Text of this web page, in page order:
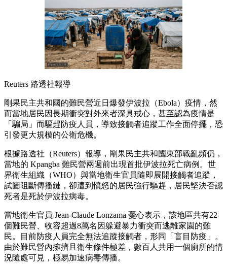
Reuters 路透社報導
剛果民主共和國的難民營近日爆發伊波拉（Ebola）疫情，然
而當地居民因長期衝突對外來者深具戒心，甚至認為疫情是
「騙局」而驅趕防疫人員，導致接觸者追蹤工作全面停擺，恐
引發更大規模的公衛危機。
根據路透社（Reuters）報導，剛果民主共和國東部戰亂頻仍，
當地的 Kpangba 難民營兩週前出現首批伊波拉死亡病例。世
界衛生組織（WHO）與當地衛生官員隨即展開接觸者追蹤，
試圖阻斷傳播鏈，卻遭到憤怒的居民強行驅趕，居民堅決否認
死者是死於伊波拉病毒。
當地衛生官員 Jean-Claude Lonzama 憂心表示，該地區共有22
個難民營、收容超過8萬名因躲避暴力衝突而逃離家園的難
民。目前防疫人員完全無法追蹤接觸者，形同「盲目防疫」。
由於難民營內擁擠且衛生條件極差，數百人共用一個廁所的情
況隨處可見，極易加速病毒傳播。